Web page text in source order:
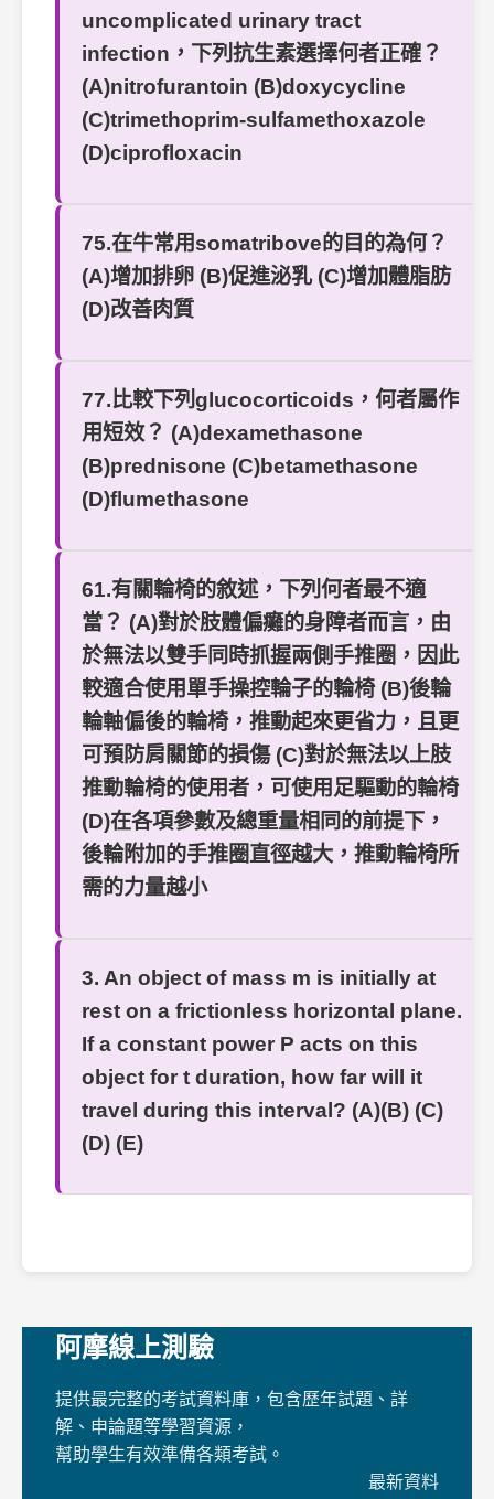
uncomplicated urinary tract
infection，下列抗生素選擇何者正確？
(A)nitrofurantoin (B)doxycycline
(C)trimethoprim-sulfamethoxazole
(D)ciprofloxacin
75.在牛常用somatribove的目的為何？
(A)增加排卵 (B)促進泌乳 (C)增加體脂肪
(D)改善肉質
77.比較下列glucocorticoids，何者屬作
用短效？ (A)dexamethasone
(B)prednisone (C)betamethasone
(D)flumethasone
61.有關輪椅的敘述，下列何者最不適
當？ (A)對於肢體偏癱的身障者而言，由
於無法以雙手同時抓握兩側手推圈，因此
較適合使用單手操控輪子的輪椅 (B)後輪
輪軸偏後的輪椅，推動起來更省力，且更
可預防肩關節的損傷 (C)對於無法以上肢
推動輪椅的使用者，可使用足驅動的輪椅
(D)在各項參數及總重量相同的前提下，
後輪附加的手推圈直徑越大，推動輪椅所
需的力量越小
3. An object of mass m is initially at
rest on a frictionless horizontal plane.
If a constant power P acts on this
object for t duration, how far will it
travel during this interval? (A)(B) (C)
(D) (E)
阿摩線上測驗
提供最完整的考試資料庫，包含歷年試題、詳
解、申論題等學習資源，
幫助學生有效準備各類考試。
最新資料